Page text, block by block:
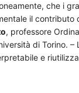
che i
il
, professore
di Torino.
e